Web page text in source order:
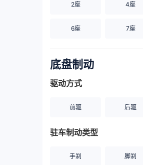
2座 4座
6座 7座
底盘制动
驱动方式
前驱 后驱
驻车制动类型
手刹 脚刹